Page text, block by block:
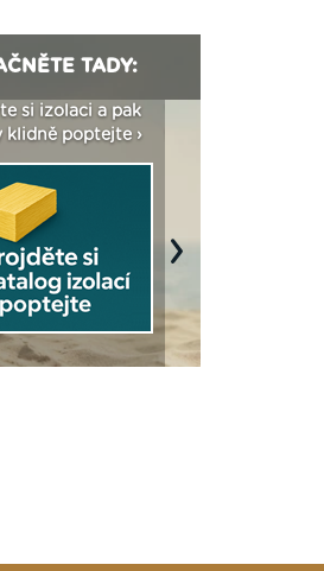
TADY:
si izolaci a pak
klidně poptejte ›
Next